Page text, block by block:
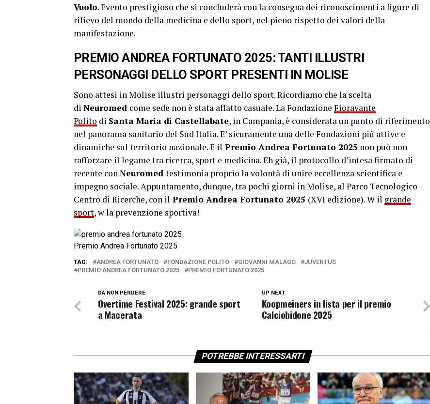
Vuolo. Evento prestigioso che si concluderà con la consegna dei riconoscimenti a figure di
rilievo del mondo della medicina e dello sport, nel pieno rispetto dei valori della
manifestazione.
PREMIO ANDREA FORTUNATO 2025: TANTI ILLUSTRI
PERSONAGGI DELLO SPORT PRESENTI IN MOLISE
Sono attesi in Molise illustri personaggi dello sport. Ricordiamo che la scelta
di Neuromed come sede non è stata affatto casuale. La Fondazione Fioravante
Polito di Santa Maria di Castellabate, in Campania, è considerata un punto di riferimento
nel panorama sanitario del Sud Italia. E’ sicuramente una delle Fondazioni più attive e
dinamiche sul territorio nazionale. E il Premio Andrea Fortunato 2025 non può non
rafforzare il legame tra ricerca, sport e medicina. Eh già, il protocollo d’intesa firmato di
recente conNeuromed testimonia proprio la volontà di unire eccellenza scientifica e
impegno sociale. Appuntamento, dunque, tra pochi giorni in Molise, al Parco Tecnologico
Centro di Ricerche, con il Premio Andrea Fortunato 2025 (XVI edizione). W il grande
sport, w la prevenzione sportiva!
Premio Andrea Fortunato 2025
TAG: ANDREA FORTUNATO FONDAZIONE POLITO GIOVANNI MALAGÒ
JUVENTUS
PREMIO ANDREA FORTUNATO 2025
PREMIO FORTUNATO 2025
UP NEXT
Koopmeiners in lista per il premio
Calciobidone 2025
DA NON PERDERE
Overtime Festival 2025: grande sport
a Macerata
POTREBBE INTERESSARTI